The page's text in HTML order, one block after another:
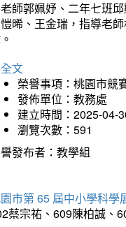
師郭姵妤、二年七班
晞、王金瑞，指導老
文
榮譽事項：桃園市競
發佈單位：教務處
建立時間：2025-04-
瀏覽次數：591
發布者：教學組
市第 65 屆中小學科學
蔡宗祐、609陳柏誠、